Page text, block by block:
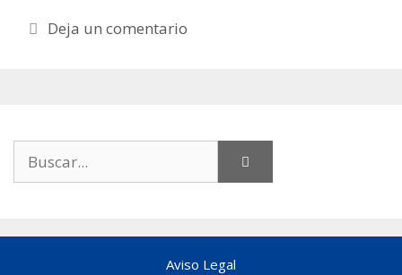
Deja un comentario
Aviso Legal